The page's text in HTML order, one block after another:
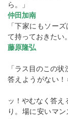
ら。」
仲田加南
「下家にもソー
て持っておきたい
藤原隆弘
「ラス目のこの
答えようがない
ッ！やむなく答え
り。場に安いマ